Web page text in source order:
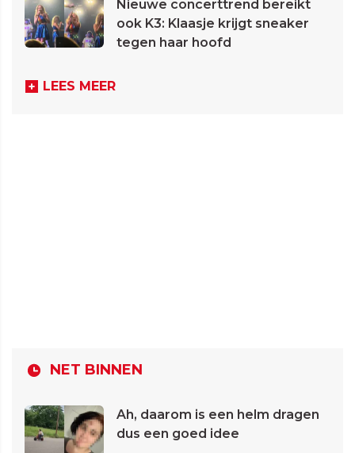
Nieuwe concerttrend bereikt
ook K3: Klaasje krijgt sneaker
tegen haar hoofd
LEES MEER
NET BINNEN
Ah, daarom is een helm dragen
dus een goed idee